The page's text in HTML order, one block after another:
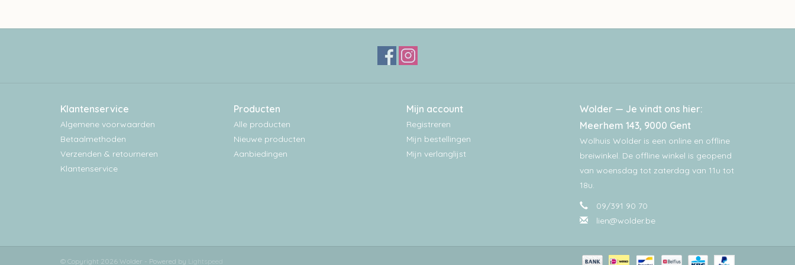
Klantenservice
Algemene voorwaarden
Betaalmethoden
Verzenden & retourneren
Klantenservice
Producten
Alle producten
Nieuwe producten
Aanbiedingen
Mijn account
Registreren
Mijn bestellingen
Mijn verlanglijst
Wolder — Je vindt ons hier:
Meerhem 143, 9000 Gent
Wolhuis Wolder is een online en offline
breiwinkel. De offline winkel is geopend
van woensdag tot zaterdag van 11u tot
18u.
09/391 90 70
lien@wolder.be
© Copyright 2026 Wolder - Powered by Lightspeed